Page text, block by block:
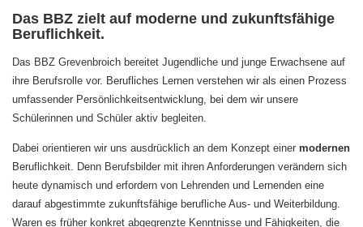
Das BBZ zielt auf moderne und zukunftsfähige
Beruflichkeit.
Das BBZ Grevenbroich bereitet Jugendliche und junge Erwachsene auf
ihre Berufsrolle vor. Berufliches Lernen verstehen wir als einen Prozess
umfassender Persönlichkeitsentwicklung, bei dem wir unsere
Schülerinnen und Schüler aktiv begleiten.
Dabei orientieren wir uns ausdrücklich an dem Konzept einer modernen
Beruflichkeit. Denn Berufsbilder mit ihren Anforderungen verändern sich
heute dynamisch und erfordern von Lehrenden und Lernenden eine
darauf abgestimmte zukunftsfähige berufliche Aus- und Weiterbildung.
Waren es früher konkret abgegrenzte Kenntnisse und Fähigkeiten, die